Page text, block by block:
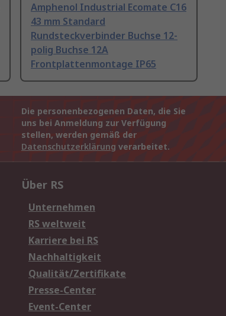
Amphenol Industrial Ecomate C16
43 mm Standard
Rundsteckverbinder Buchse 12-
polig Buchse 12A
Frontplattenmontage IP65
Die personenbezogenen Daten, die Sie
uns bei Anmeldung zur Verfügung
stellen, werden gemäß der
Datenschutzerklärung verarbeitet.
Über RS
Unternehmen
RS weltweit
Karriere bei RS
Nachhaltigkeit
Qualität/Zertifikate
Presse-Center
Event-Center